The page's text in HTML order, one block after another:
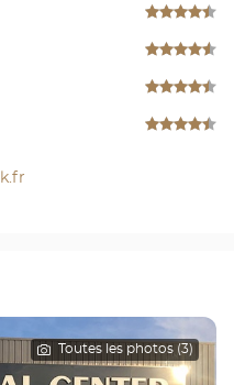
Toutes les photos (3)